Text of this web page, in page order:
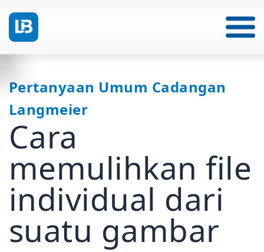
Pertanyaan Umum Cadangan
Langmeier
Cara
memulihkan file
individual dari
suatu gambar